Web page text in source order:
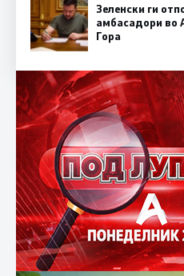
Зеленски ги
амбасадори во
Гора